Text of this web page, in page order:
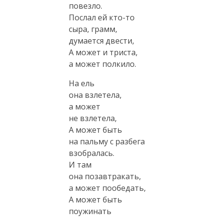
повезло.
Послал ей кто-то
сыра, грамм,
думается двести,
А может и триста,
а может полкило.
На ель
она взлетела,
а может
не взлетела,
А может быть
на пальму с разбега
взобралась.
И там
она позавтракать,
а может пообедать,
А может быть
поужинать